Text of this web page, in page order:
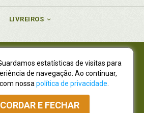
LIVREIROS
CNPJ 77.535.508/0001-19
Ltda., CNPJ 01.701.561/0001-80
Flávio Dallegrave, 7665, São Lourenço |
- Paraná - CEP 82210-310
3900|Vendas Atacado: (41) 4009-3939
estatísticas de visitas para
de navegação. Ao continuar,
nossa política de privacidade
E FECHAR